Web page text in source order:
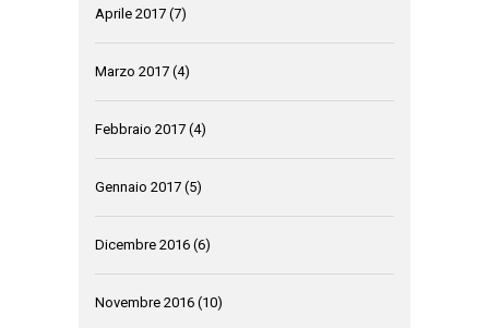
Aprile 2017 (7)
Marzo 2017 (4)
Febbraio 2017 (4)
Gennaio 2017 (5)
Dicembre 2016 (6)
Novembre 2016 (10)